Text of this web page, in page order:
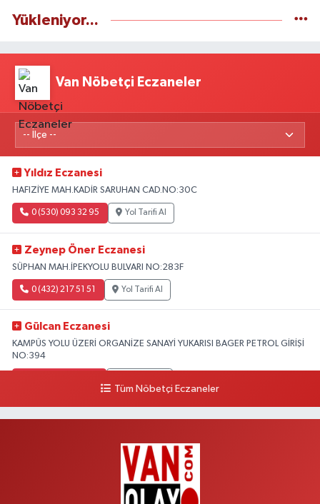
Yükleniyor...
Van Nöbetçi Eczaneler
Yıldız Eczanesi
HAFIZİYE MAH.KADİR SARUHAN CAD.NO:30C
0 (530) 093 32 95 Yol Tarifi Al
Zeynep Öner Eczanesi
SÜPHAN MAH.İPEKYOLU BULVARI NO:283F
0 (432) 217 51 51 Yol Tarifi Al
Gülcan Eczanesi
KAMPÜS YOLU ÜZERİ ORGANİZE SANAYİ YUKARISI BAGER PETROL GİRİŞİ
NO:394
HEKİM HASTANESİ ACİL KARŞISI
Yol Tarifi Al
Tüm Nöbetçi Eczaneler